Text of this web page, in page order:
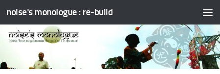
コンテンツへスキップ
noise's monologue : re-build